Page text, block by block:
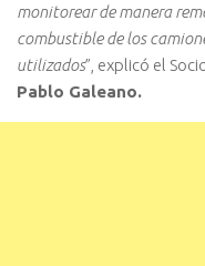
monitorear de manera
combustible de los
utilizados”, explicó el
Pablo Galeano.